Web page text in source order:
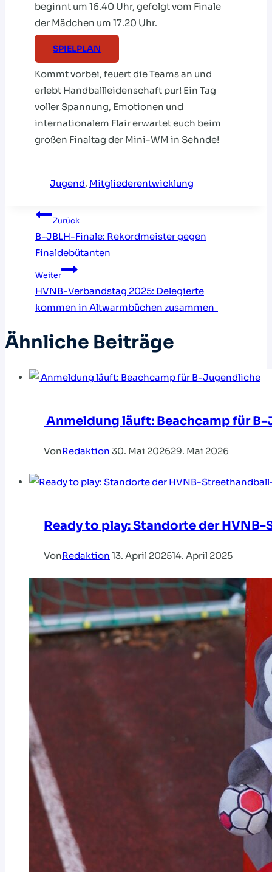
beginnt um 16.40 Uhr, gefolgt vom Finale
der Mädchen um 17.20 Uhr.
SPIELPLAN
Kommt vorbei, feuert die Teams an und
erlebt Handballleidenschaft pur! Ein Tag
voller Spannung, Emotionen und
internationalem Flair erwartet euch beim
großen Finaltag der Mini-WM in Sehnde!
Jugend, Mitgliederentwicklung
Beitragsnavigation
Zurück
B-JBLH-Finale: Rekordmeister gegen
Finaldebütanten
Weiter
HVNB-Verbandstag 2025: Delegierte
kommen in Altwarmbüchen zusammen
Ähnliche Beiträge
Anmeldung läuft: Beachcamp für
VonRedaktion 30. Mai 202629. Mai 2026
Ready to play: Standorte der
VonRedaktion 13. April 202514. April 2025